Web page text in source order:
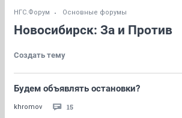
НГС.Форум Основные форумы
Новосибирск: За и Против
Создать тему
Будем объявлять остановки?
khromov 15